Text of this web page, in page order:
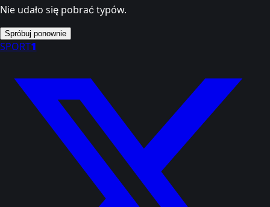
Nie udało się pobrać typów.
Spróbuj ponownie
SPORT1